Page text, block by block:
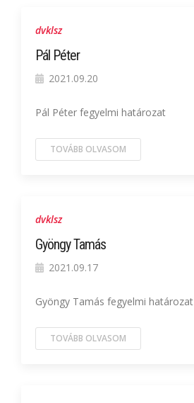
dvklsz
Pál Péter
2021.09.20
Pál Péter fegyelmi határozat
TOVÁBB OLVASOM
dvklsz
Gyöngy Tamás
2021.09.17
Gyöngy Tamás fegyelmi határozat
TOVÁBB OLVASOM